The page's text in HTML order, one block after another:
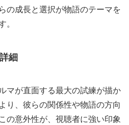
の成長と選択が物語のテーマを
。
細
マが直面する最大の試練が描か
り、彼らの関係性や物語の方向
の意外性が、視聴者に強い印象